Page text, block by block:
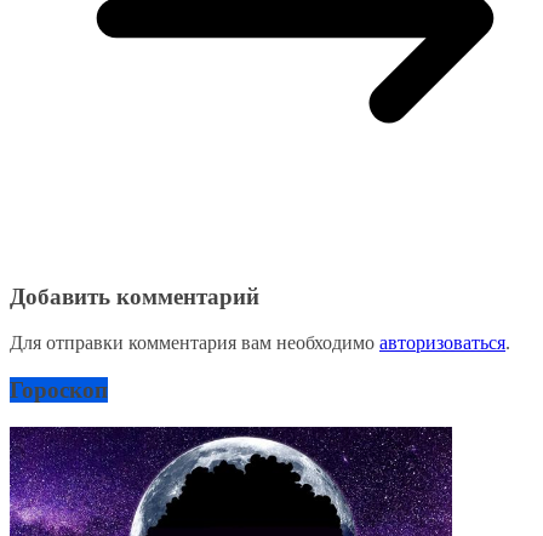
Добавить комментарий
Для отправки комментария вам необходимо авторизоваться.
Гороскоп